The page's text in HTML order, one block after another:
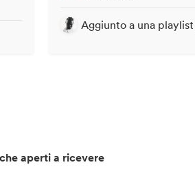
Aggiunto a una playlist
aperti a ricevere